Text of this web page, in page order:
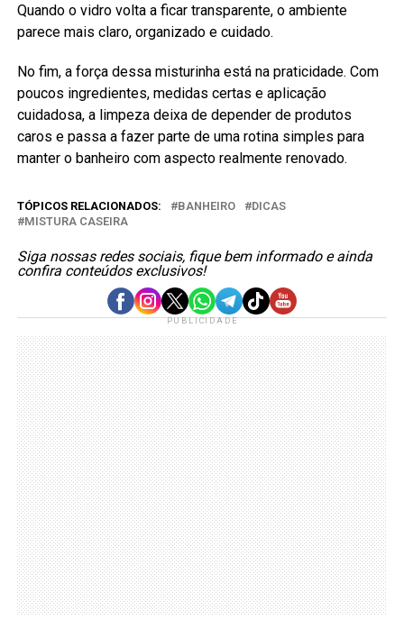
Quando o vidro volta a ficar transparente, o ambiente
parece mais claro, organizado e cuidado.
No fim, a força dessa misturinha está na praticidade. Com
poucos ingredientes, medidas certas e aplicação
cuidadosa, a limpeza deixa de depender de produtos
caros e passa a fazer parte de uma rotina simples para
manter o banheiro com aspecto realmente renovado.
TÓPICOS RELACIONADOS: BANHEIRO
DICAS
MISTURA CASEIRA
Siga nossas redes sociais, fique bem informado e ainda
confira conteúdos exclusivos!
PUBLICIDADE